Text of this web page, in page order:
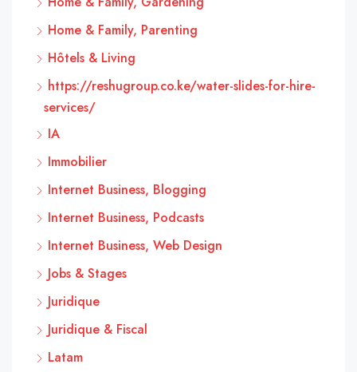
Home & Family, Parenting
Hôtels & Living
https://reshugroup.co.ke/water-slides-for-hire-
services/
IA
Immobilier
Internet Business, Blogging
Internet Business, Podcasts
Internet Business, Web Design
Jobs & Stages
Juridique
Juridique & Fiscal
Latam